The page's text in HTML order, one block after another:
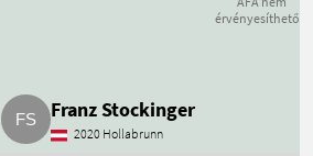
érvényesíthető
Franz Stockinger
2020 Hollabrunn